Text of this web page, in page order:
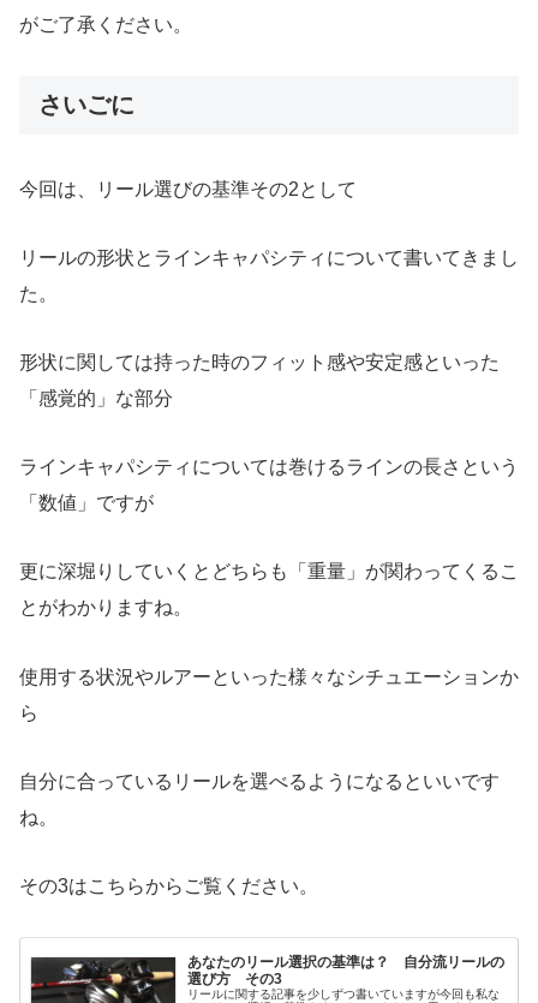
がご了承ください。
さいごに
今回は、リール選びの基準その2として
リールの形状とラインキャパシティについて書いてきまし
た。
形状に関しては持った時のフィット感や安定感といった
「感覚的」な部分
ラインキャパシティについては巻けるラインの長さという
「数値」ですが
更に深堀りしていくとどちらも「重量」が関わってくるこ
とがわかりますね。
使用する状況やルアーといった様々なシチュエーションか
ら
自分に合っているリールを選べるようになるといいです
ね。
その3はこちらからご覧ください。
あなたのリール選択の基準は？ 自分流リールの
選び方 その3
リールに関する記事を少しずつ書いていますが今回も私な